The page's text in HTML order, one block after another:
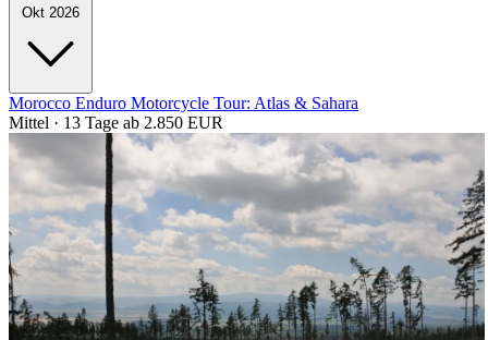
Okt 2026
Morocco Enduro Motorcycle Tour: Atlas & Sahara
Mittel · 13 Tage ab 2.850 EUR